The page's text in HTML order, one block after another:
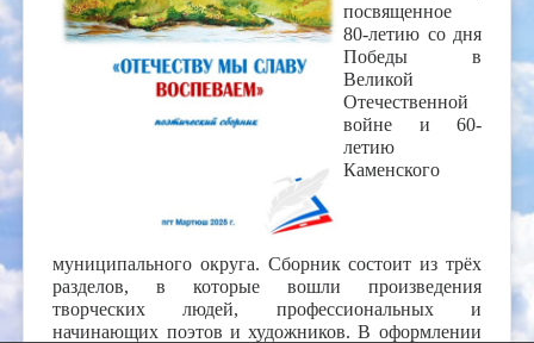
посвященное
80-летию со дня
Победы в
Великой
Отечественной
войне и 60-
летию
Каменского
муниципального округа. Сборник состоит из трёх
разделов, в которые вошли произведения
творческих людей, профессиональных и
начинающих поэтов и художников.В оформлении